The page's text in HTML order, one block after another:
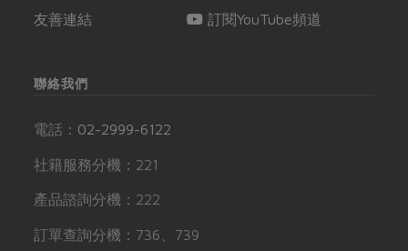
友善連結
訂閱YouTube頻道
聯絡我們
電話： 02-2999-6122
社籍服務分機：221
產品諮詢分機：222
訂單查詢分機：736、739